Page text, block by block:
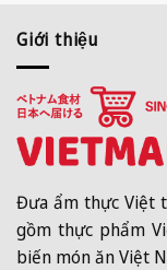
Giới thiệu
Đưa ẩm thực Việt
gồm thực phẩm
biến món ăn Việt